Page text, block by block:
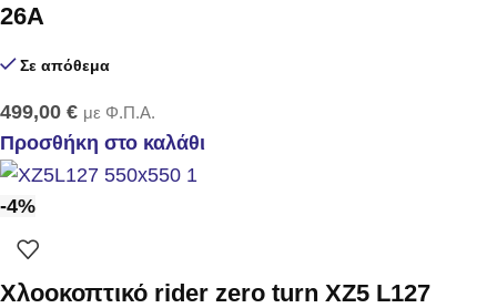
26Α
Σε απόθεμα
499,00 € με Φ.Π.Α.
Προσθήκη στο καλάθι
-4%
Χλοοκοπτικό rider zero turn XZ5 L127